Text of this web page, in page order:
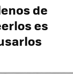
de
es